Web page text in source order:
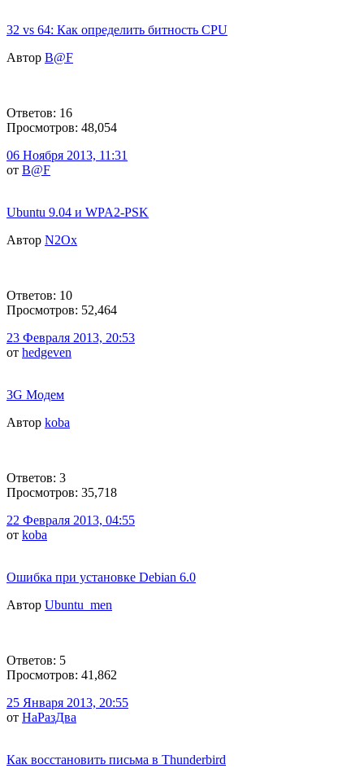
32 vs 64: Как определить битность CPU
Автор B@F
Ответов: 16
Просмотров: 48,054
06 Ноября 2013, 11:31
от B@F
Ubuntu 9.04 и WPA2-PSK
Автор N2Ox
Ответов: 10
Просмотров: 52,464
23 Февраля 2013, 20:53
от hedgeven
3G Модем
Автор koba
Ответов: 3
Просмотров: 35,718
22 Февраля 2013, 04:55
от koba
Ошибка при установке Debian 6.0
Автор Ubuntu_men
Ответов: 5
Просмотров: 41,862
25 Января 2013, 20:55
от НаРазДва
Как восстановить письма в Thunderbird